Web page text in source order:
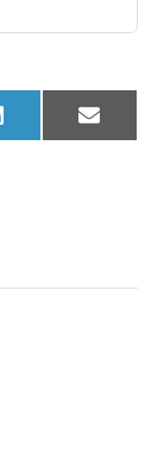
LinkedIn Email